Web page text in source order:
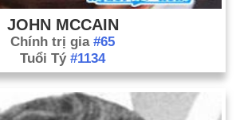
JOHN MCCAIN
Chính trị gia #65
Tuổi Tý #1134